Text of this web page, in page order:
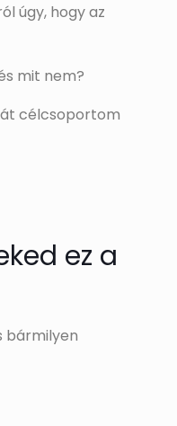
úgy, hogy az
mit nem?
célcsoportom
ez a
bármilyen